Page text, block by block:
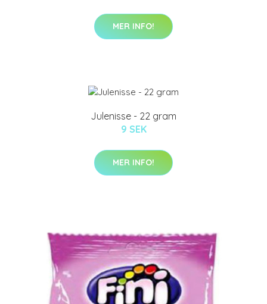
MER INFO!
Julenisse - 22 gram
9 SEK
MER INFO!